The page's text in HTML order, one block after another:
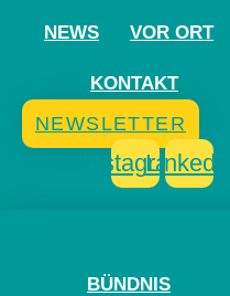
NEWS VOR ORT
KONTAKT
NEWSLETTER
Instagram
Linkedin
BÜNDNIS